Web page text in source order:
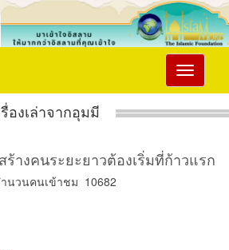
Toggle
navigation
รื่องเล่าจากอุมมี
ร้างคนระยะยาวต้องเริ่มที่ก้าวแรก
นวนคนเข้าชม 10682